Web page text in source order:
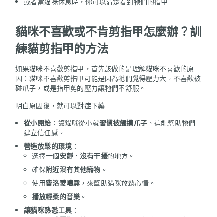
貓咪不喜歡或不肯剪指甲怎麼辦？訓
練貓剪指甲的方法
如果貓咪不喜歡剪指甲，首先該做的是理解貓咪不喜歡的原
因：貓咪不喜歡剪指甲可能是因為牠們覺得壓力大，不喜歡被
碰爪子，或是指甲剪的壓力讓牠們不舒服。
明白原因後，就可以對症下藥：
從小開始 ：讓貓咪從小就習慣被觸摸爪子，這能幫助牠們
建立信任感。
營造放鬆的環境 ：
選擇一個安靜、沒有干擾的地方。
確保附近沒有其他寵物 。
使用費洛蒙噴霧 ，來幫助貓咪放鬆心情。
播放輕柔的音樂 。
讓貓咪熟悉工具 ：